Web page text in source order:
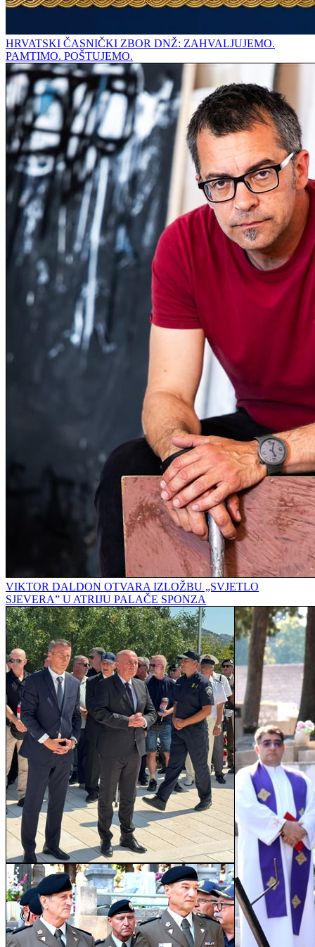
HRVATSKI ČASNIČKI ZBOR DNŽ: ZAHVALJUJEMO.
PAMTIMO. POŠTUJEMO.
VIKTOR DALDON OTVARA IZLOŽBU „SVJETLO
SJEVERA” U ATRIJU PALAČE SPONZA